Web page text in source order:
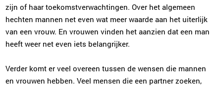
zijn of haar toekomstverwachtingen. Over het algemeen
hechten mannen net even wat meer waarde aan het uiterlijk
van een vrouw. En vrouwen vinden het aanzien dat een man
heeft weer net even iets belangrijker.
Verder komt er veel overeen tussen de wensen die mannen
en vrouwen hebben. Veel mensen die een partner zoeken,